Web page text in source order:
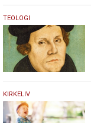
1.
februar
2017
TEOLOGI
30.
januar
KIRKELIV